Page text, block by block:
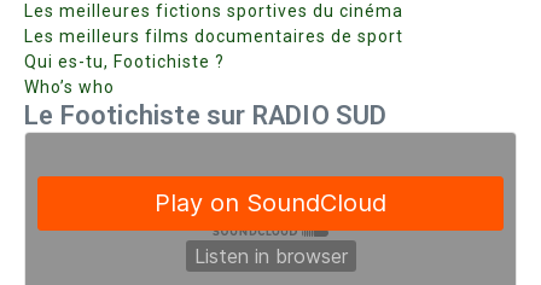
Les meilleures fictions sportives du cinéma
Les meilleurs films documentaires de sport
Qui es-tu, Footichiste ?
Who’s who
Le Footichiste sur RADIO SUD